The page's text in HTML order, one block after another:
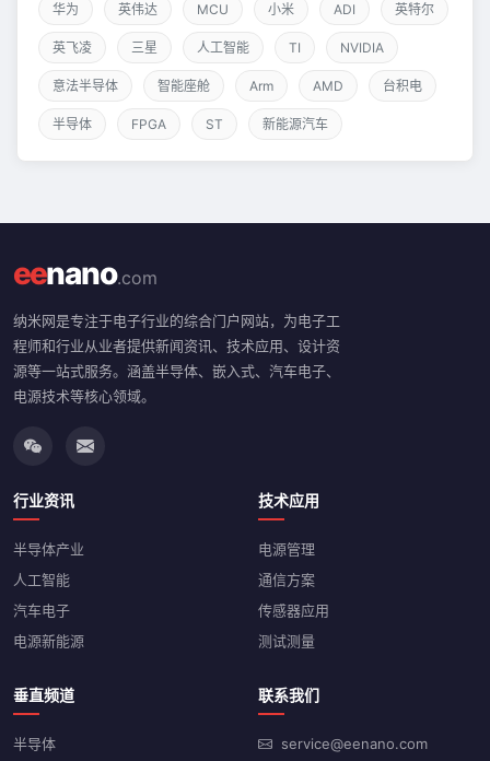
华为 英伟达 MCU 小米 ADI 英特尔
英飞凌 三星 人工智能 TI NVIDIA
意法半导体 智能座舱 Arm AMD 台积电
半导体 FPGA ST 新能源汽车
eenano.com
纳米网是专注于电子行业的综合门户网站，为电子工
程师和行业从业者提供新闻资讯、技术应用、设计资
源等一站式服务。涵盖半导体、嵌入式、汽车电子、
电源技术等核心领域。
行业资讯
半导体产业
人工智能
汽车电子
电源新能源
技术应用
电源管理
通信方案
传感器应用
测试测量
垂直频道
半导体
联系我们
service@eenano.com